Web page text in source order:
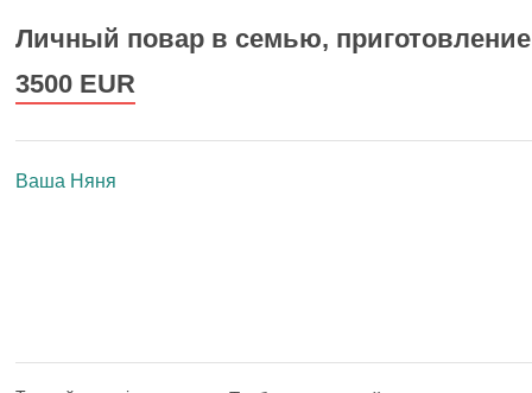
Личный повар в семью,
3500 EUR
Ваша Няня